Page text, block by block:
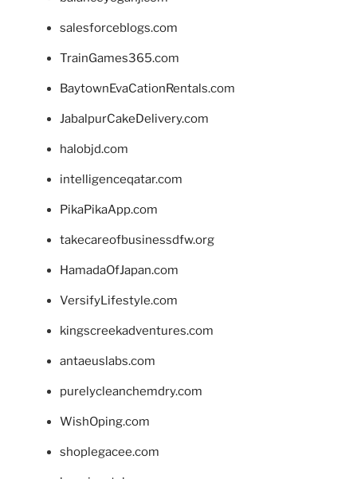
salesforceblogs.com
TrainGames365.com
BaytownEvaCationRentals.com
JabalpurCakeDelivery.com
halobjd.com
intelligenceqatar.com
PikaPikaApp.com
takecareofbusinessdfw.org
HamadaOfJapan.com
VersifyLifestyle.com
kingscreekadventures.com
antaeuslabs.com
purelycleanchemdry.com
WishOping.com
shoplegacee.com